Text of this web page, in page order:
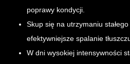
poprawy kondycji.
Skup się na utrzymaniu
efektywniejsze spalanie
W dni wysokiej intensywności